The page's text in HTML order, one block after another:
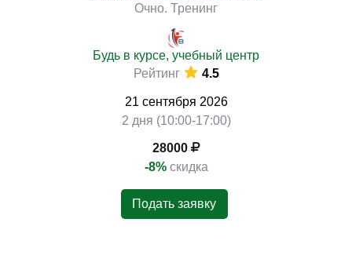
Очно. Тренинг
Будь в курсе, учебный центр
Рейтинг
4.5
21 сентября 2026
2 дня (10:00-17:00)
28000
-8% скидка
Подать заявку